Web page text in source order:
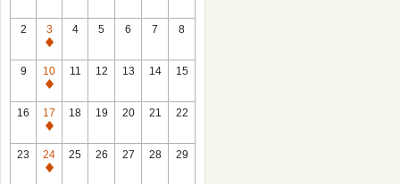
2
3
休
館
日
4 5 6 7 8
9
10
休
館
日
11 12 13 14 15
16
17
休
館
日
18 19 20 21 22
23
24
休
25 26 27 28 29